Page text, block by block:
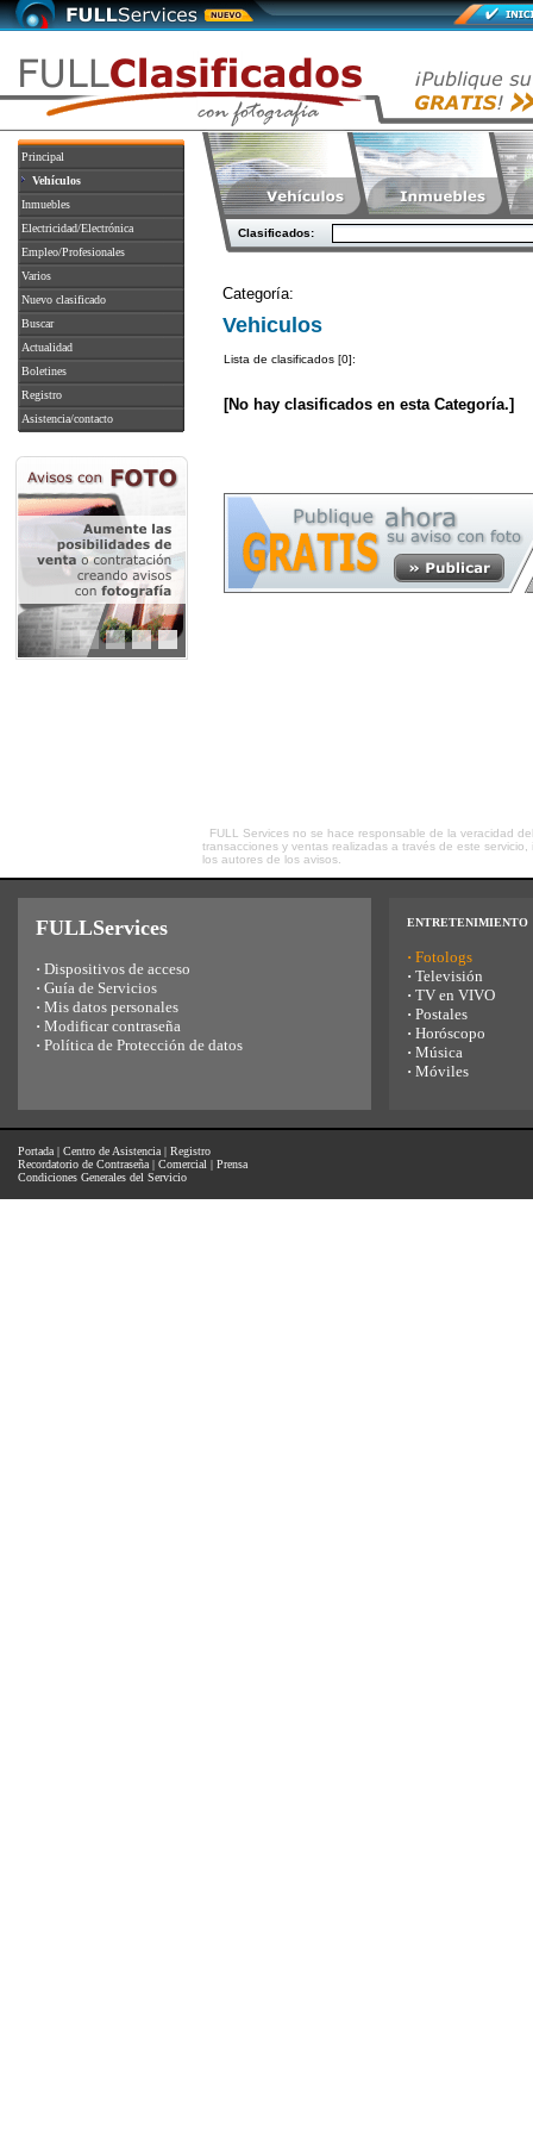
Principal
Vehículos
Inmuebles
Electricidad/Electrónica
Empleo/Profesionales
Varios
Nuevo clasificado
Buscar
Actualidad
Boletines
Registro
Asistencia/contacto
Clasificados:
Categoría:
Vehiculos
Lista de clasificados [0]:
[No hay clasificados en esta Categoría.]
FULL Services no se hace responsable de la veracidad
transacciones y ventas realizadas a través de este
los autores de los avisos.
FULLServices
· Dispositivos de acceso
· Guía de Servicios
· Mis datos personales
· Modificar contraseña
· Política de Protección de datos
ENTRETENIMIENTO
· Fotologs
· Televisión
· TV en VIVO
· Postales
· Horóscopo
· Música
· Móviles
Portada | Centro de Asistencia | Registro
Recordatorio de Contraseña | Comercial | Prensa
Condiciones Generales del Servicio